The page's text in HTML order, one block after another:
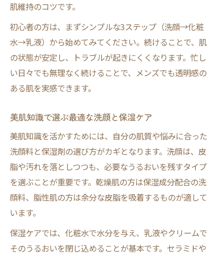
肌維持のコツです。
初心者の方は、まずシンプルな3ステップ（洗顔→化粧
水→乳液）から始めてみてください。続けることで、肌
の状態が安定し、トラブルが起きにくくなります。忙し
い日々でも無理なく続けることで、メンズでも透明感の
ある肌を実感できます。
美肌知識で選ぶ最適な洗顔と保湿ケア
美肌知識を活かすためには、自分の肌質や悩みに合った
洗顔料と保湿剤の選び方がカギとなります。洗顔は、皮
脂や汚れを落としつつも、必要なうるおいを残すタイプ
を選ぶことが重要です。乾燥肌の方は保湿成分配合の洗
顔料、脂性肌の方は余分な皮脂を吸着するものが適して
います。
保湿ケアでは、化粧水で水分を与え、乳液やクリームで
そのうるおいを閉じ込めることが基本です。セラミドや